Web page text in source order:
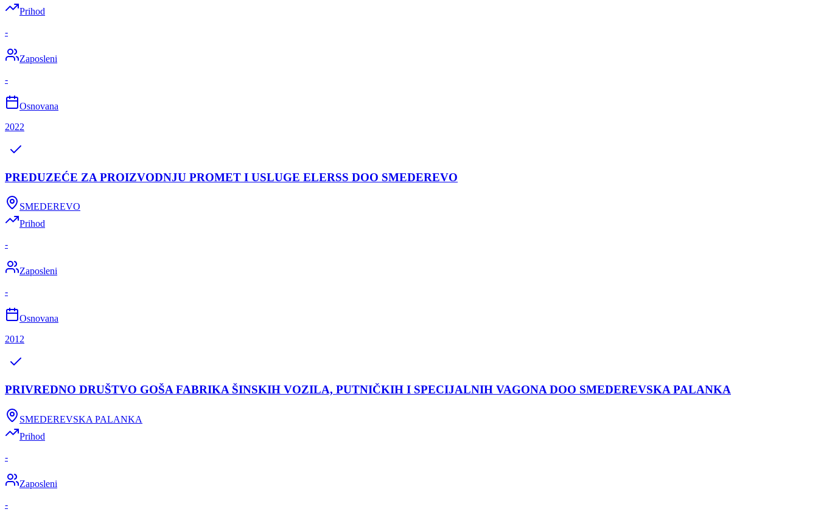
Prihod
-
Zaposleni
-
Osnovana
2022
PREDUZEĆE ZA PROIZVODNJU PROMET I USLUGE ELERSS DOO SMEDEREVO
SMEDEREVO
Prihod
-
Zaposleni
-
Osnovana
2012
PRIVREDNO DRUŠTVO GOŠA FABRIKA ŠINSKIH VOZILA, PUTNIČKIH I SPECIJALNIH VAGONA DOO SMEDEREVSKA PALANKA
SMEDEREVSKA PALANKA
Prihod
-
Zaposleni
-